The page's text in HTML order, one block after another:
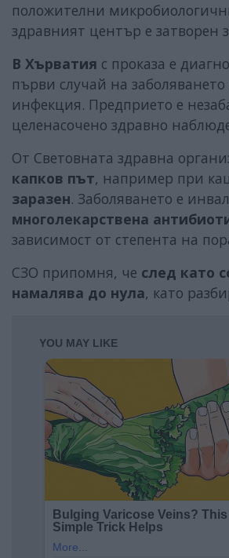
положителни
здравният център е затворен
В Хърватия с проказа е
първи случай на
инфекция. Предприето е
целенасочено здравно
От Световната здравна
капков път, например при
заразен. Заболяването е
многолекарствена
зависимост от степента на
СЗО припомня, че след като
намалява до нула, като